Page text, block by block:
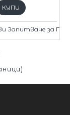
КУПИ
Запитване за